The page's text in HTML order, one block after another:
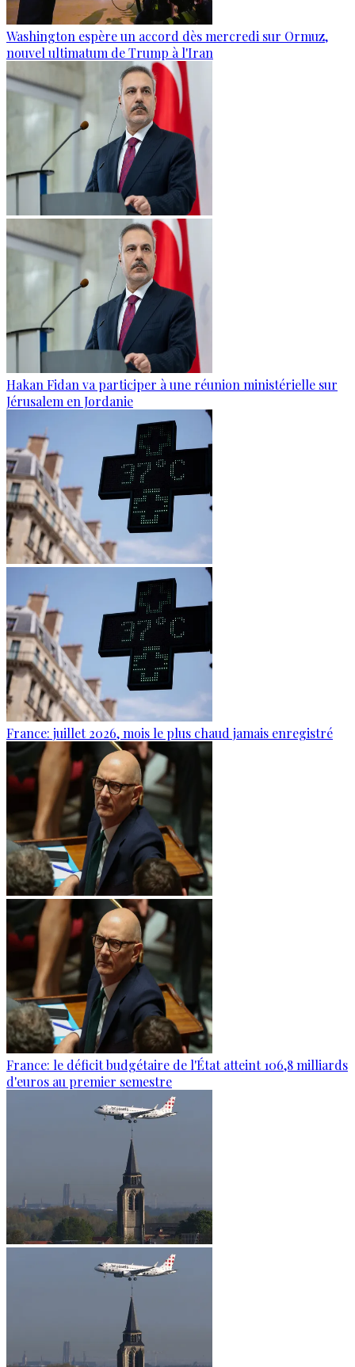
Washington espère un accord dès mercredi sur Ormuz,
nouvel ultimatum de Trump à l'Iran
Hakan Fidan va participer à une réunion ministérielle sur
Jérusalem en Jordanie
France: juillet 2026, mois le plus chaud jamais enregistré
France: le déficit budgétaire de l'État atteint 106,8 milliards
d'euros au premier semestre